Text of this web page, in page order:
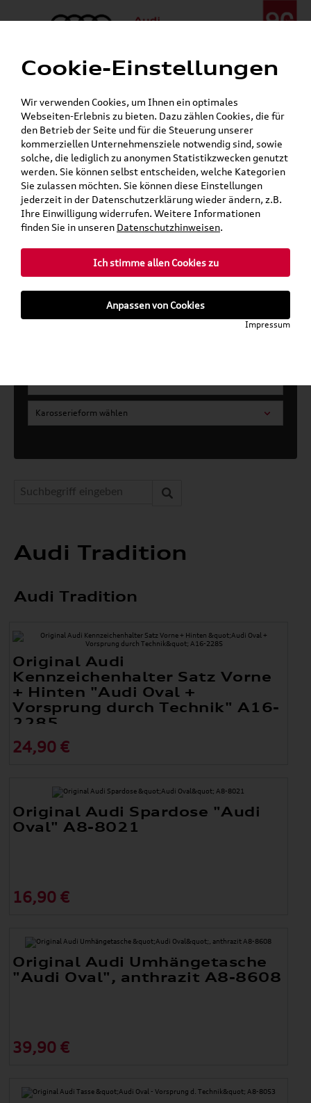
Menü
24h-Pannenhilfe:+49 (0)171 / 870 72 87
Gerade geschlossen
Verkauf:
Mo. - Fr. 08:00 - 19:00 Uhr Sa. 09:00 - 13:00 Uhr
Service:Mo. - Fr. 06:00 - 20:00 Uhr Sa. 08:00 - 13:00 Uhr
teilen Twitter Instagram WhatsApp E-Mail
Audi Tradition
Mein Kundenkonto Warenkorb
Artikel für ihr Modell
Karosserieform wählen
Audi Tradition
Audi Tradition
Original Audi
Kennzeichenhalter Satz Vorne
+ Hinten "Audi Oval +
Vorsprung durch Technik" A16-
2285
24,90 €
Original Audi Spardose "Audi
Oval" A8-8021
16,90 €
Original Audi Umhängetasche
"Audi Oval", anthrazit A8-8608
39,90 €
Cookie-Einstellungen
Wir verwenden Cookies, um Ihnen ein optimales
Webseiten-Erlebnis zu bieten. Dazu zählen Cookies, die für
den Betrieb der Seite und für die Steuerung unserer
kommerziellen Unternehmensziele notwendig sind, sowie
solche, die lediglich zu anonymen Statistikzwecken genutzt
werden. Sie können selbst entscheiden, welche Kategorien
Sie zulassen möchten. Sie können diese Einstellungen
jederzeit in der Datenschutzerklärung wieder ändern, z.B.
Ihre Einwilligung widerrufen. Weitere Informationen
finden Sie in unseren Datenschutzhinweisen.
Ich stimme allen Cookies zu
Anpassen von Cookies
Impressum